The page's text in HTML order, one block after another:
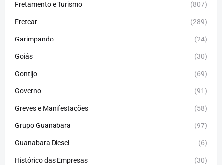
Fretamento e Turismo (807)
Fretcar (289)
Garimpando (24)
Goiás (30)
Gontijo (69)
Governo (91)
Greves e Manifestações (58)
Grupo Guanabara (97)
Guanabara Diesel (6)
Histórico das Empresas (30)